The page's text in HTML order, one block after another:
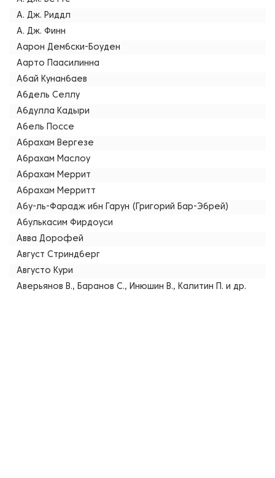
А. Дж. Риддл
А. Дж. Финн
Аарон Дембски-Боуден
Аарто Паасилинна
Абай Кунанбаев
Абдель Селлу
Абдулла Кадыри
Абель Поссе
Абрахам Вергезе
Абрахам Маслоу
Абрахам Меррит
Абрахам Мерритт
Абу-ль-Фарадж ибн Гарун (Григорий Бар-Эбрей)
Абулькасим Фирдоуси
Авва Дорофей
Август Стриндберг
Августо Кури
Аверьянов В., Баранов С., Инюшин В., Калитин П. и др.